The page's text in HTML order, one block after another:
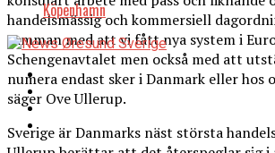
handelsmässig och kommersiell
samman med att vi fått nya system i
Schengenavtalet men också med att
numera endast sker i Danmark eller hos
säger Ove Ullerup.
Sverige är Danmarks näst största
Köpenhamn